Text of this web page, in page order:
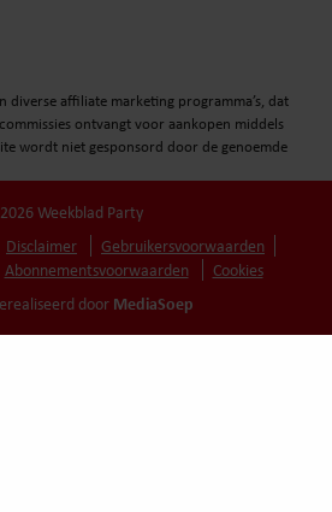
affiliate marketing programma’s, dat
ontvangt voor aankopen middels
wordt niet gesponsord door de genoemde
Weekblad Party
Disclaimer
Gebruikersvoorwaarden
Abonnementsvoorwaarden
Cookies
door MediaSoep